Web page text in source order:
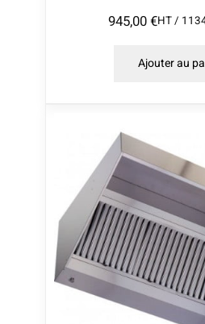
945,00€HT /
Ajouter au